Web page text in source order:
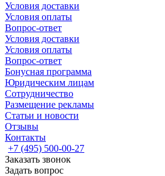
Условия доставки
Условия оплаты
Вопрос-ответ
Условия доставки
Условия оплаты
Вопрос-ответ
Бонусная программа
Юридическим лицам
Сотрудничество
Размещение рекламы
Статьи и новости
Отзывы
Контакты
+7 (495) 500-00-27
Заказать звонок
Задать вопрос